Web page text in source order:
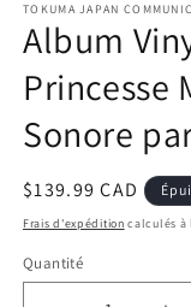
média
1
dans
fenêtre
modale
TOKUMA JAPAN
Album
Princesse
Sonore
Prix
habituel
$139.99 CAD
Frais d'expédition calculés à
Quantité